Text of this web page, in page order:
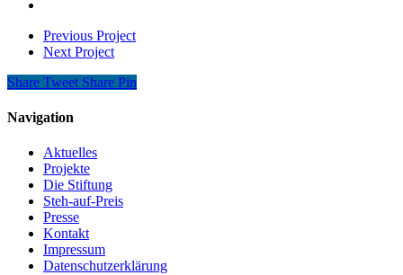
Previous Project
Next Project
Share Tweet Share Pin
Navigation
Aktuelles
Projekte
Die Stiftung
Steh-auf-Preis
Presse
Kontakt
Impressum
Datenschutzerklärung